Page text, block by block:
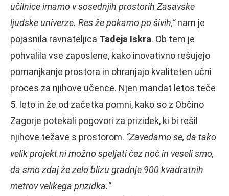
učilnice imamo v sosednjih prostorih Zasavske
ljudske univerze. Res že pokamo po šivih,”nam je
pojasnila ravnateljica Tadeja Iskra. Ob tem je
pohvalila vse zaposlene, kako inovativno rešujejo
pomanjkanje prostora in ohranjajo kvaliteten učni
proces za njihove učence. Njen mandat letos teče
5. leto in že od začetka pomni, kako so z Občino
Zagorje potekali pogovori za prizidek, ki bi rešil
njihove težave s prostorom. “Zavedamo se, da tako
velik projekt ni možno speljati čez noč in veseli smo,
da smo zdaj že zelo blizu gradnje 900 kvadratnih
metrov velikega prizidka.”